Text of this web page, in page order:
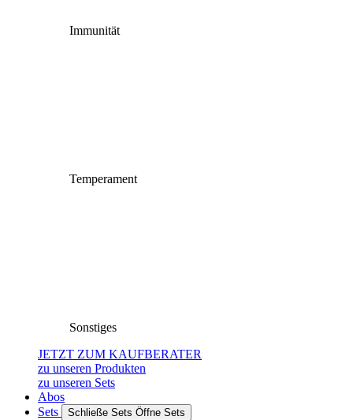
Immunität
Temperament
Sonstiges
JETZT ZUM KAUFBERATER
zu unseren Produkten
zu unseren Sets
Abos
Sets
Schließe Sets Öffne Sets